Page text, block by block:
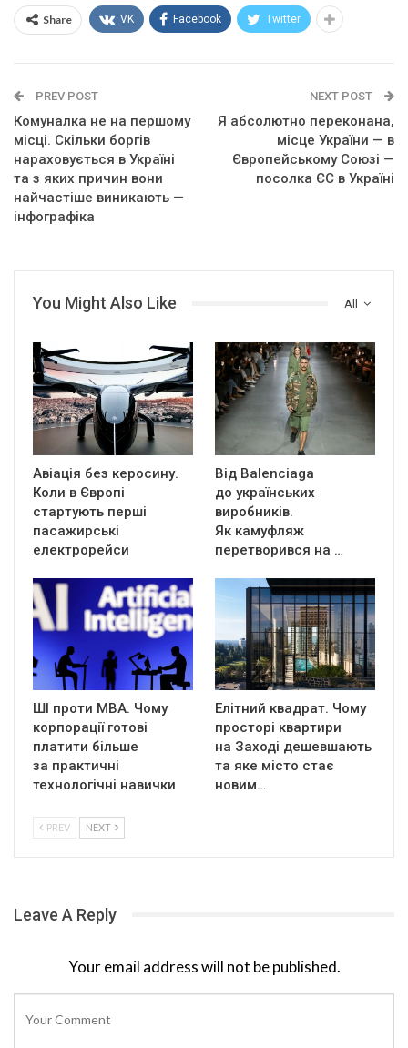
Share VK Facebook Twitter
PREV POST
Комуналка не на першому
місці. Скільки боргів
нараховується в Україні
та з яких причин вони
найчастіше виникають —
інфографіка
NEXT POST
Я абсолютно переконана,
місце України — в
Європейському Союзі —
посолка ЄС в Україні
All
You Might Also Like
Авіація без керосину.
Коли в Європі
стартують перші
пасажирські
електрорейси
Від Balenciaga
до українських
виробників.
Як камуфляж
перетворився на …
ШІ проти MBA. Чому
корпорації готові
платити більше
за практичні
технологічні навички
Елітний квадрат. Чому
просторі квартири
на Заході дешевшають
та яке місто стає
новим…
PREV NEXT
Leave A Reply
Your email address will not be published.